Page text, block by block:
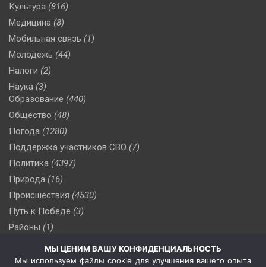
Культура (816)
Медицина (8)
Мобильная связь (1)
Молодежь (44)
Налоги (2)
Наука (3)
Образование (440)
Общество (48)
Погода (1280)
Поддержка участников СВО (7)
Политика (4397)
Природа (16)
Происшествия (4530)
Путь к Победе (3)
Районы (1)
Сельское хозяйство (3)
МЫ ЦЕНИМ ВАШУ КОНФИДЕНЦИАЛЬНОСТЬ
Мы используем файлы cookie для улучшения вашего опыта